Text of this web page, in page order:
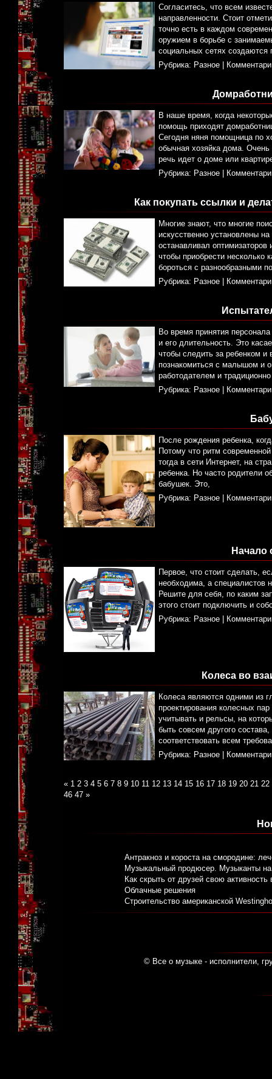
Согласитесь, что всем
направленности. Стоит
точно есть в каждом
оружием в борьбе с
социальных сетях
Рубрика: Разное
В наше время, когда
помощь приходят
Сегодня няня помощница по
обычная хозяйка дома.
речь идет о доме или
Рубрика: Разное
Как покупать ссылки и
Многие знают, что многие
искусственно установлены
останавливал
чтобы приобрести несколько
бороться с разнообразными
Рубрика: Разное
Во время принятия
и его длительность. Это
чтобы следить за ребенком и
познакомиться с малышом и
работодателем и
Рубрика: Разное
После рождения ребенка,
Потому что ритм
тогда в сети Интернет, на
ребенка. Но часто родители
бабушек. Это,
Рубрика: Разное
Начало
Первое, что стоит сделать,
необходима, а специалистов
Решите для себя, по каким
этого стоит подключить и
Рубрика: Разное
Колеса во
Колеса являются одними из
проектирования колесных
учитывать и рельсы, на
быть совсем другого
соответствовать всем
Рубрика: Разное
« 1 2 3 4 5 6 7 8 9 10 11 12 13 14 15 16 17 18 19 20 21 22
46 47 »
Антракноз и короста на смородине:
Музыкальный продюсер. Музыканты на
Как скрыть от друзей свою активность
Облачные решения
Строительство американской
© Все о музыке - исполнители,